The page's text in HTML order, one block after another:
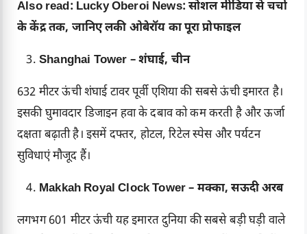
Also read: Lucky Oberoi News: सोशल मीडिया से चर्चा
के केंद्र तक, जानिए लकी ओबेरॉय का पूरा प्रोफाइल
Shanghai Tower – शंघाई, चीन
632 मीटर ऊंची शंघाई टावर पूर्वी एशिया की सबसे ऊंची इमारत है।
इसकी घुमावदार डिजाइन हवा के दबाव को कम करती है और ऊर्जा
दक्षता बढ़ाती है। इसमें दफ्तर, होटल, रिटेल स्पेस और पर्यटन
सुविधाएं मौजूद हैं।
Makkah Royal Clock Tower – मक्का, सऊदी अरब
लगभग 601 मीटर ऊंची यह इमारत दुनिया की सबसे बड़ी घड़ी वाले